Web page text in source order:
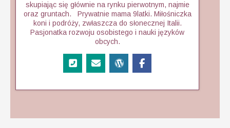
skupiając się głównie na rynku pierwotnym, najmie
oraz gruntach. Prywatnie mama 9latki. Miłośniczka
koni i podróży, zwłaszcza do słonecznej Italii.
Pasjonatka rozwoju osobistego i nauki języków
obcych.